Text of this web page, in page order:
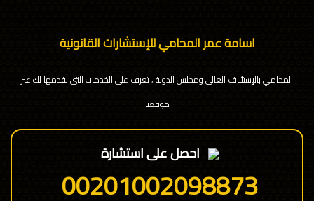
اسامة عمر المحامي للإستشارات القانونية
المحامي بالإستئناف العالى ومجلس الدولة , تعرف على الخدمات التى نقدمها لك عبر
موقعنا
احصل على استشارة
00201002098873